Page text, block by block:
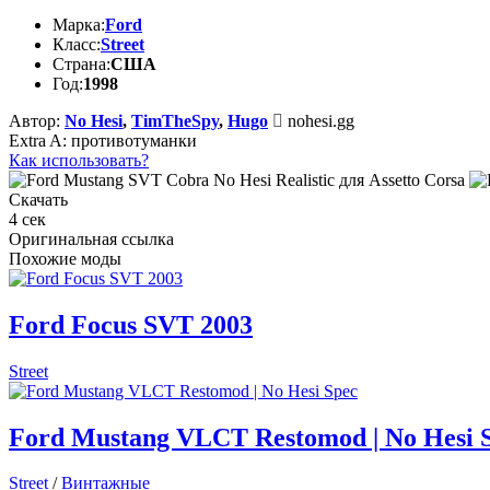
Марка:Ford
Класс:Street
Страна:США
Год:1998
Автор: No Hesi, TimTheSpy, Hugo
nohesi.gg
Extra A: противотуманки
Как использовать?
Скачать
4 сек
Оригинальная ссылка
Похожие моды
Ford Focus SVT 2003
Street
Ford Mustang VLCT Restomod | No Hesi
Street/Винтажные